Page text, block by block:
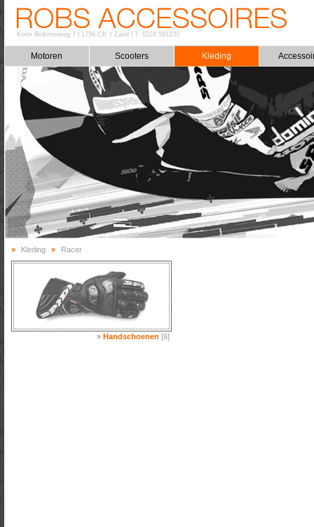
Korte Belkmerweg 7| 1756 CB 't Zand T: 0224 591230
Motoren Scooters Kleding
» Kleding » Racer
»Handschoenen [6]